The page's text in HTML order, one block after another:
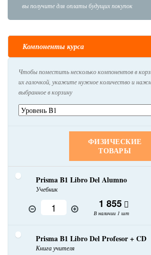
вы получите для оплаты будущих покупок
Компоненты курса
Чтобы поместить несколько компонентов в
их галочкой, укажите нужное количество и
выбранное в корзину
ФИЗИЧЕСКИЕ
ТОВАРЫ
Prisma B1 Libro Del Alumno
Учебник
1 855
В наличии 1 шт
Prisma B1 Libro Del Profesor + CD
Книга учителя